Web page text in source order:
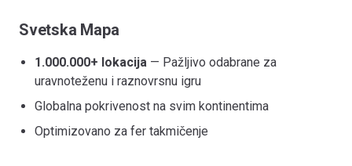
Svetska Mapa
1.000.000+ lokacija — Pažljivo odabrane za
uravnoteženu i raznovrsnu igru
Globalna pokrivenost na svim kontinentima
Optimizovano za fer takmičenje